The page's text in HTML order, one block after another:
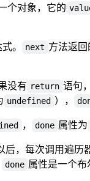
个对象，它的
。 next 方法返
没有 return 语句
undefined ），
， done 属性为
，每次调用遍历
done 属性是一个布